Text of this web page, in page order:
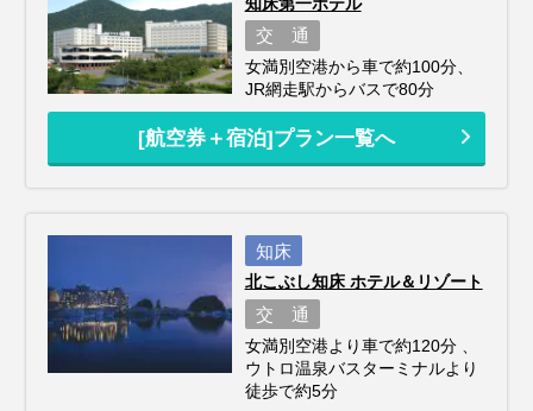
交 通
女満別空港から車で約100分、
JR網走駅からバスで80分
[航空券＋宿泊]プラン一覧へ
知床
北こぶし知床 ホテル＆リゾート
交 通
女満別空港より車で約120分 、
ウトロ温泉バスターミナルより
徒歩で約5分